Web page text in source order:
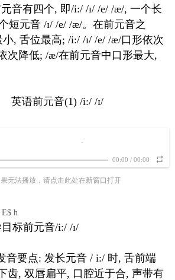
有四个, 即/i:/ /ɪ/ /e/ /æ/, 一个长
短元音 /ɪ/ /e/ /æ/。在前元音之
, 舌位最高; /i:/ /ɪ/ /e/ /æ/口形依次
次降低; /æ/在前元音中口形最大,
英语前元音(1) /i:/ /ɪ/
-
00:00 / 00:00
无法播放，请点击此处在新窗口打开
h
标前元音/i:/ /ɪ/
音要点: 发长元音 / i:/ 时, 舌前端
齿, 双唇扁平, 口腔近于合, 声带有